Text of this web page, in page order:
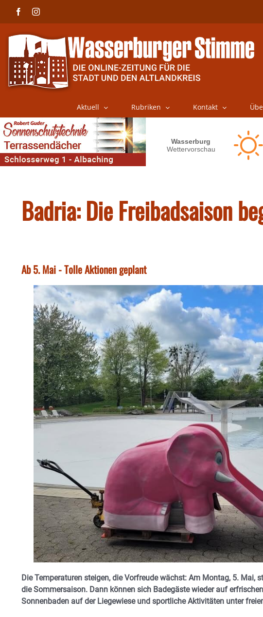
FacebookInstagram
Aktuell Rubriken Kontakt
Badria: Die Freibadsaison
Ab 5. Mai - Tolle Aktionen geplant
Die Temperaturen steigen, die Vorfreude wächst: Am Montag, 5. Mai,
die Sommersaison. Dann können sich Badegäste wieder auf
Sonnenbaden auf der Liegewiese und sportliche Aktivitäten unter